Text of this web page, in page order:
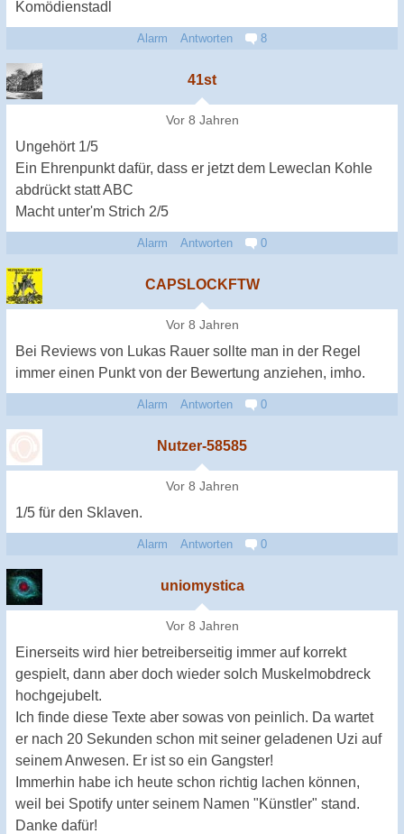
Komödienstadl
Alarm Antworten 8
41st
Vor 8 Jahren
Ungehört 1/5
Ein Ehrenpunkt dafür, dass er jetzt dem Leweclan Kohle
abdrückt statt ABC
Macht unter'm Strich 2/5
Alarm Antworten 0
CAPSLOCKFTW
Vor 8 Jahren
Bei Reviews von Lukas Rauer sollte man in der Regel
immer einen Punkt von der Bewertung anziehen, imho.
Alarm Antworten 0
Nutzer-58585
Vor 8 Jahren
1/5 für den Sklaven.
Alarm Antworten 0
uniomystica
Vor 8 Jahren
Einerseits wird hier betreiberseitig immer auf korrekt
gespielt, dann aber doch wieder solch Muskelmobdreck
hochgejubelt.
Ich finde diese Texte aber sowas von peinlich. Da wartet
er nach 20 Sekunden schon mit seiner geladenen Uzi auf
seinem Anwesen. Er ist so ein Gangster!
Immerhin habe ich heute schon richtig lachen können,
weil bei Spotify unter seinem Namen "Künstler" stand.
Danke dafür!